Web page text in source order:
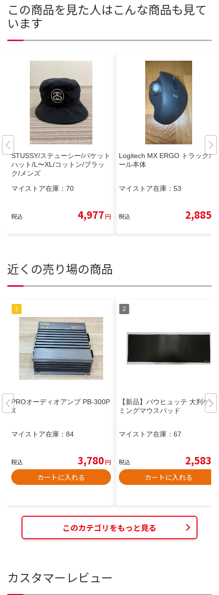
この商品を見た人はこんな商品も見て
います
STUSSY/ステューシー/バケット
ハット/L〜XL/コットン/ブラッ
ク/メンズ
マイストア在庫： 70
税込 4,977円
Logitech MX ERGO トラックボ
ール本体
マイストア在庫： 53
税込 2,885
近くの売り場の商品
PROオーディオアンプ PB-300P
X
マイストア在庫： 84
税込 3,780円
カートに入れる
【新品】バウヒュッテ 大判ゲー
ミングマウスパッド
マイストア在庫： 67
税込 2,583
カートに入れる
このカテゴリをもっと見る
カスタマーレビュー